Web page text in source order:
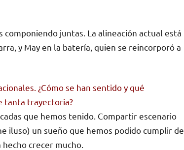
juntas. La alineación actual está
y May en la batería, quien se reincorporó a
¿Cómo se han sentido y qué
tanta trayectoria?
que hemos tenido. Compartir escenario
iluso) un sueño que hemos podido cumplir de
crecer mucho.